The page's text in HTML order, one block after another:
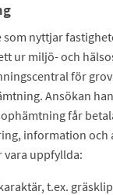
nyttjar
ur miljö- och
för
Ansökan
får
information
vara uppfyllda:
t.ex.